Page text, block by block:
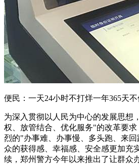
便民：一天24小时不打烊一年365天不
为深入贯彻以人民为中心的发展思想
权、放管结合、优化服务"的改革要
烈的"办事难、办事慢、多头跑、来
众的获得感、幸福感、安全感更加充
续，郑州警方今年以来推出了让群众